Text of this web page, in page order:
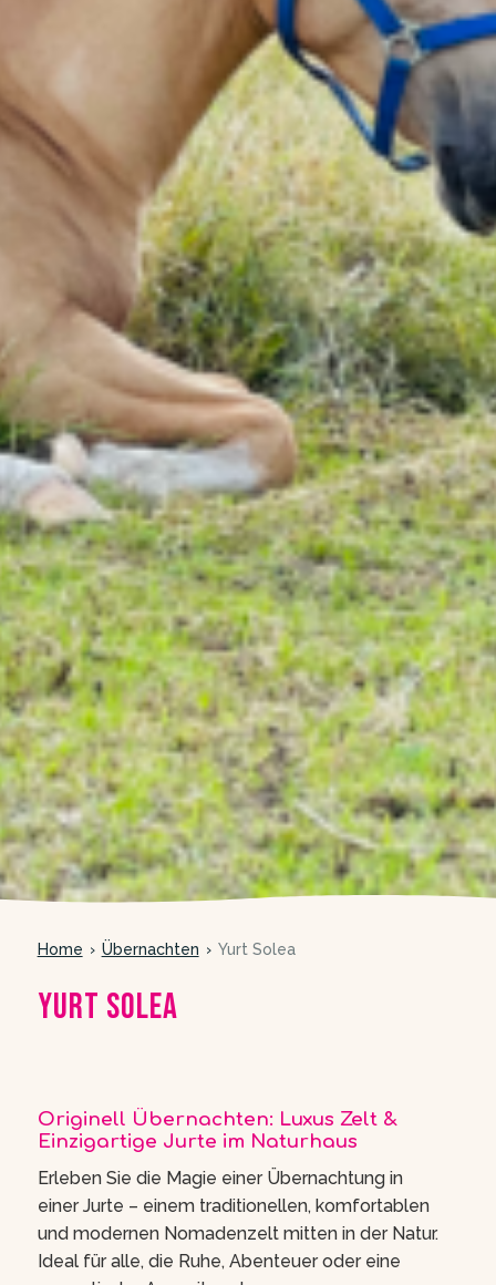
Home Übernachten Yurt Solea
Yurt Solea
Originell Übernachten: Luxus Zelt &
Einzigartige Jurte im Naturhaus
Erleben Sie die Magie einer Übernachtung in
einer Jurte – einem traditionellen, komfortablen
und modernen Nomadenzelt mitten in der Natur.
Ideal für alle, die Ruhe, Abenteuer oder eine